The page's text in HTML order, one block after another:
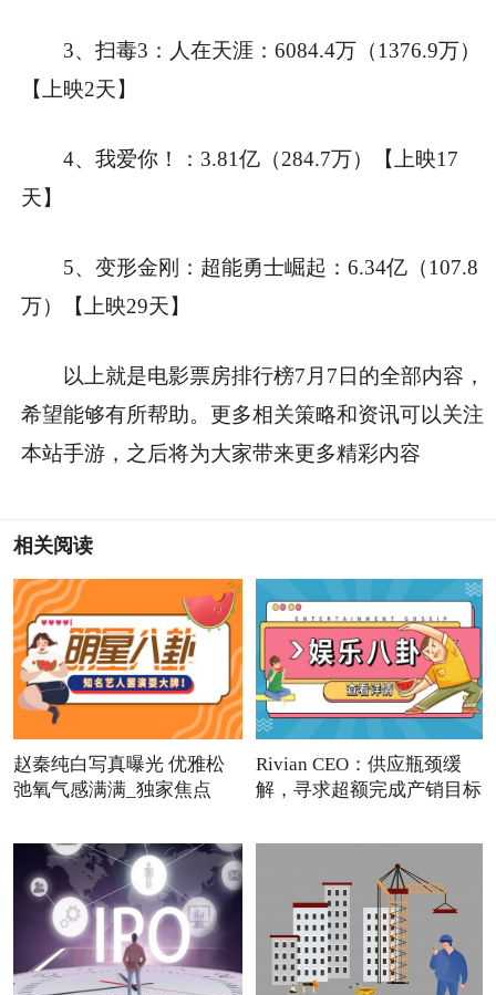
3、扫毒3：人在天涯：6084.4万（1376.9万）
【上映2天】
4、我爱你！：3.81亿（284.7万）【上映17
天】
5、变形金刚：超能勇士崛起：6.34亿（107.8
万）【上映29天】
以上就是电影票房排行榜7月7日的全部内容，
希望能够有所帮助。更多相关策略和资讯可以关注
本站手游，之后将为大家带来更多精彩内容
相关阅读
赵秦纯白写真曝光 优雅松
弛氧气感满满_独家焦点
Rivian CEO：供应瓶颈缓
解，寻求超额完成产销目标